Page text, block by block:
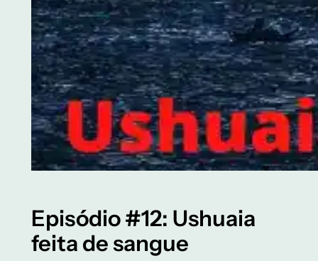
Episódio #12: Ushuaia
feita de sangue